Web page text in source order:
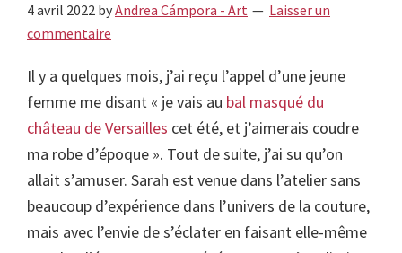
4 avril 2022 byAndrea Cámpora - Art
Laisser un
commentaire
Il y a quelques mois, j’ai reçu l’appel d’une jeune
femme me disant « je vais au bal masqué du
château de Versailles cet été, et j’aimerais coudre
ma robe d’époque ». Tout de suite, j’ai su qu’on
allait s’amuser. Sarah est venue dans l’atelier sans
beaucoup d’expérience dans l’univers de la couture,
mais avec l’envie de s’éclater en faisant elle-même